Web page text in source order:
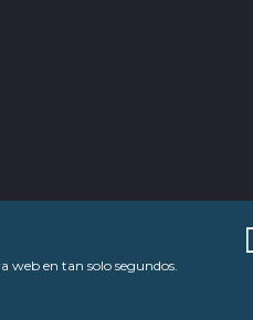
web en tan solo segundos.